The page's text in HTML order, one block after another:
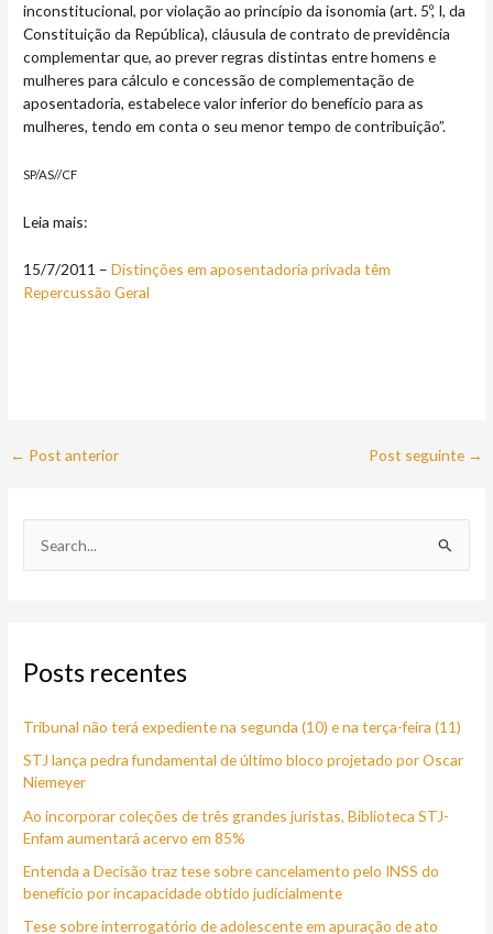
inconstitucional, por violação ao princípio da isonomia (art. 5º, I, da
Constituição da República), cláusula de contrato de previdência
complementar que, ao prever regras distintas entre homens e
mulheres para cálculo e concessão de complementação de
aposentadoria, estabelece valor inferior do benefício para as
mulheres, tendo em conta o seu menor tempo de contribuição”.
SP/AS//CF
Leia mais:
15/7/2011 –Distinções em aposentadoria privada têm
Repercussão Geral
← Post anterior Post seguinte →
u
s
a
r
p
o
r
Posts recentes
Tribunal não terá expediente na segunda (10) e na terça-feira (11)
STJ lança pedra fundamental de último bloco projetado por Oscar
Niemeyer
Ao incorporar coleções de três grandes juristas, Biblioteca STJ-
Enfam aumentará acervo em 85%
Entenda a Decisão traz tese sobre cancelamento pelo INSS do
benefício por incapacidade obtido judicialmente
Tese sobre interrogatório de adolescente em apuração de ato